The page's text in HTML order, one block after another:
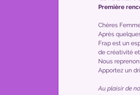
Première
Chères
Après
Frap est un
de créativité
Nous
Apportez un
Au plaisir de